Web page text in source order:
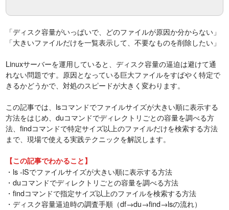
「ディスク容量がいっぱいで、どのファイルが原因か分からない」
「大きいファイルだけを一覧表示して、不要なものを削除したい」
Linuxサーバーを運用していると、ディスク容量の逼迫は避けて通
れない問題です。原因となっている巨大ファイルをすばやく特定で
きるかどうかで、対処のスピードが大きく変わります。
この記事では、lsコマンドでファイルサイズが大きい順に表示する
方法をはじめ、duコマンドでディレクトリごとの容量を調べる方
法、findコマンドで特定サイズ以上のファイルだけを検索する方法
まで、現場で使える実践テクニックを解説します。
【この記事でわかること】
・ls -lSでファイルサイズが大きい順に表示する方法
・duコマンドでディレクトリごとの容量を調べる方法
・findコマンドで指定サイズ以上のファイルを検索する方法
・ディスク容量逼迫時の調査手順（df→du→find→lsの流れ）